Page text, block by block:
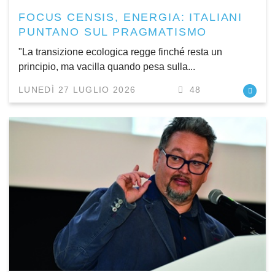
FOCUS CENSIS, ENERGIA: ITALIANI
PUNTANO SUL PRAGMATISMO
"La transizione ecologica regge finché resta un
principio, ma vacilla quando pesa sulla...
LUNEDÌ 27 LUGLIO 2026 48